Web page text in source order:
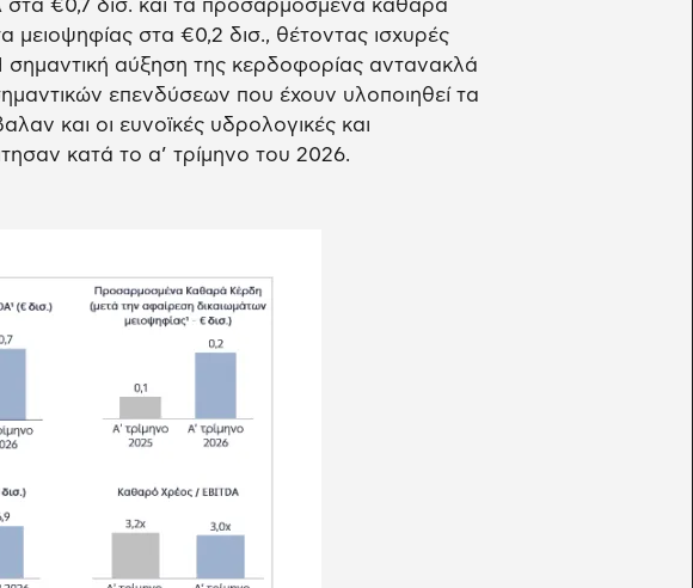
€0,7 δισ. και τα προσαρμοσμένα καθαρά
μειοψηφίας στα €0,2 δισ., θέτοντας ισχυρές
σημαντική αύξηση της κερδοφορίας αντανακλά
επενδύσεων που έχουν υλοποιηθεί τα
και οι ευνοϊκές υδρολογικές και
κατά το α’ τρίμηνο του 2026.